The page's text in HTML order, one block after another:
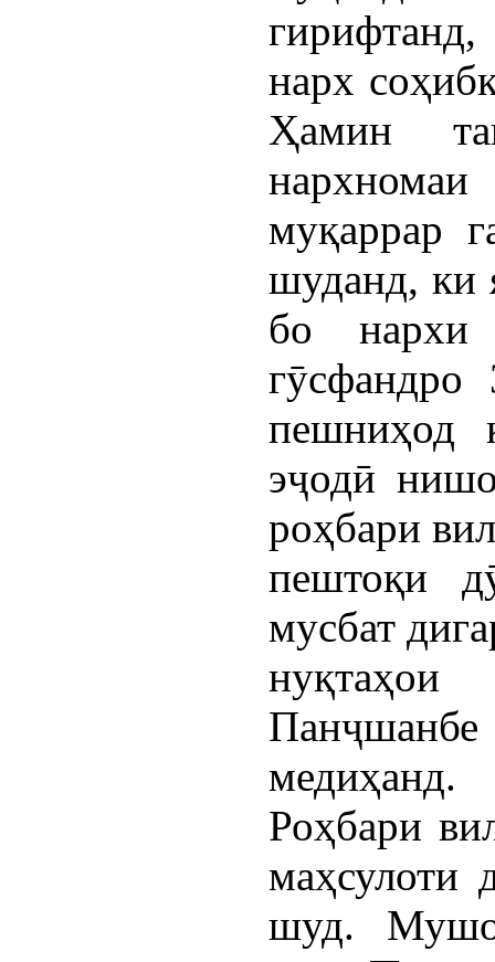
нарх
Ҳамин
муқаррар
шуданд, ки
бо
пешниҳод
эҷодӣ
роҳбари
пештоқи
мусбат
медиҳанд.
Роҳбари
маҳсулоти
шуд.